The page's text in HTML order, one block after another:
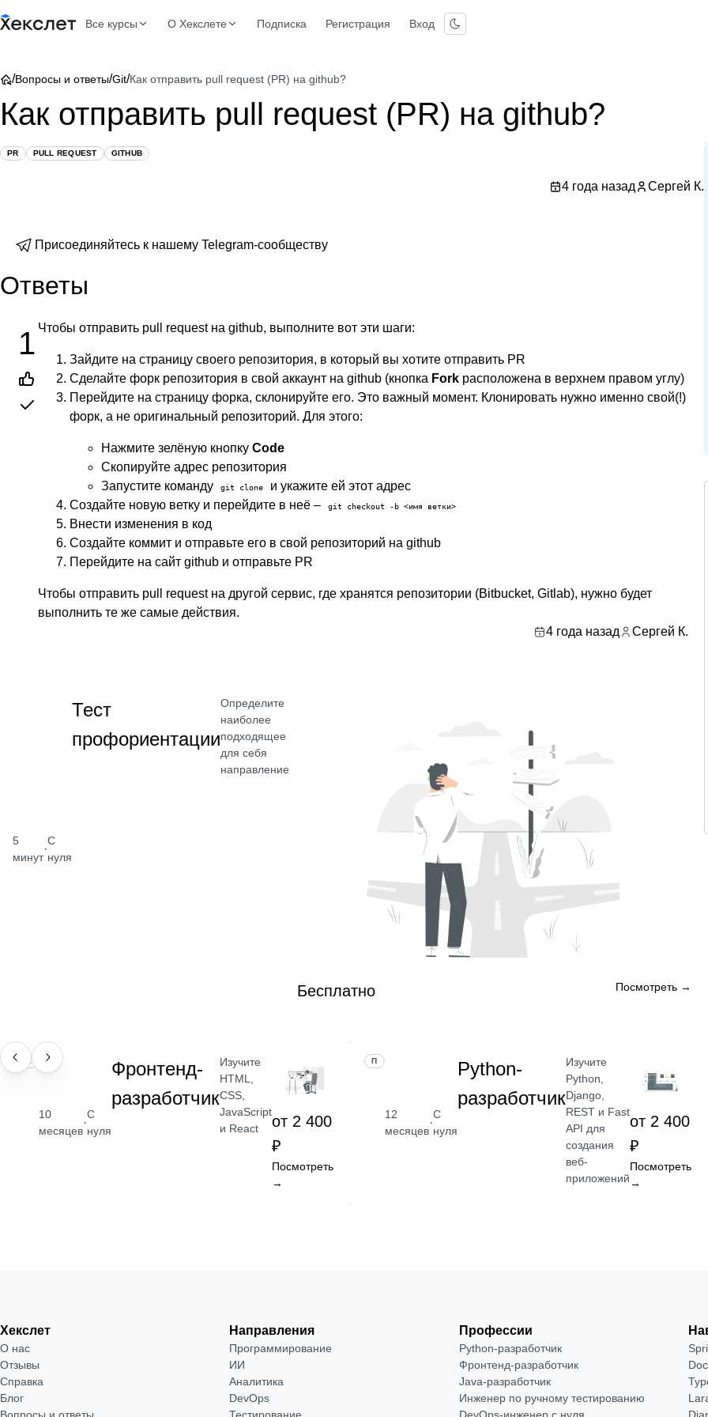
Все курсы О Хекслете Подписка Регистрация Вход
/Вопросы и ответы/Git/Как отправить pull request (PR) на github?
Как отправить pull request (PR) на github?
PR PULL REQUEST GITHUB
4 года назад Сергей К.
Присоединяйтесь к нашему Telegram-сообществу
Ответы
1 Чтобы отправить pull request на github, выполните вот эти шаги:
Зайдите на страницу своего репозитория, в который вы хотите отправить PR
Сделайте форк репозитория в свой аккаунт на github (кнопка Fork расположена в верхнем правом углу)
Перейдите на страницу форка, склонируйте его. Это важный момент. Клонировать нужно именно свой(!)
форк, а не оригинальный репозиторий. Для этого:
Нажмите зелёную кнопку Code
Скопируйте адрес репозитория
Запустите команду
git clone
и укажите ей этот адрес
Создайте новую ветку и перейдите в неё –
git checkout -b <имя ветки>
Внести изменения в код
Создайте коммит и отправьте его в свой репозиторий на github
Перейдите на сайт github и отправьте PR
Чтобы отправить pull request на другой сервис, где хранятся репозитории (Bitbucket, Gitlab), нужно будет
выполнить те же самые действия.
4 года назад
Сергей К.
5
минут
·
С
нуля
Тест
профориентации
Определите
наиболее
подходящее
для себя
направление
Бесплатно Посмотреть →
ПРОФЕССИЯ
10
месяцев
·
С
нуля
Фронтенд-
разработчик
Изучите
HTML,
CSS,
JavaScript
и React
от 2 400
₽
Посмотреть
→
ПРОФЕССИЯ
12
месяцев
·
С
нуля
Python-
разработчик
Изучите
Python,
Django,
REST и Fast
API для
создания
веб-
приложений
от 2 400
₽
Посмотреть
→
Хекслет
О нас
Отзывы
Справка
Блог
Направления
Программирование
ИИ
Аналитика
DevOps
Профессии
Python-разработчик
Фронтенд-разработчик
Java-разработчик
Инженер по ручному тестированию